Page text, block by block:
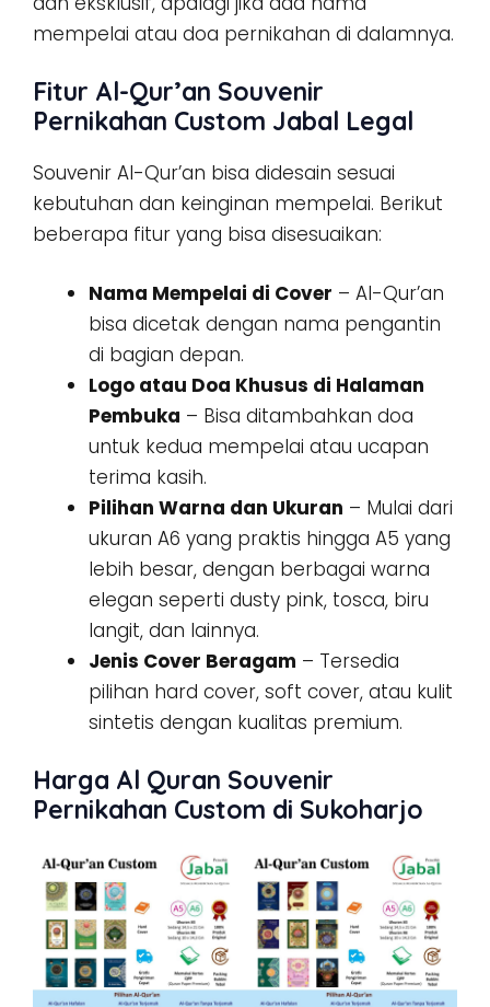
mempelai atau doa pernikahan di dalamnya.
Fitur Al-Qur’an Souvenir
Pernikahan Custom Jabal Legal
Souvenir Al-Qur’an bisa didesain sesuai
kebutuhan dan keinginan mempelai. Berikut
beberapa fitur yang bisa disesuaikan:
Nama Mempelai di Cover – Al-Qur’an
bisa dicetak dengan nama pengantin
di bagian depan.
Logo atau Doa Khusus di Halaman
Pembuka – Bisa ditambahkan doa
untuk kedua mempelai atau ucapan
terima kasih.
Pilihan Warna dan Ukuran – Mulai dari
ukuran A6 yang praktis hingga A5 yang
lebih besar, dengan berbagai warna
elegan seperti dusty pink, tosca, biru
langit, dan lainnya.
Jenis Cover Beragam – Tersedia
pilihan hard cover, soft cover, atau kulit
sintetis dengan kualitas premium.
Harga Al Quran Souvenir
Pernikahan Custom di Sukoharjo